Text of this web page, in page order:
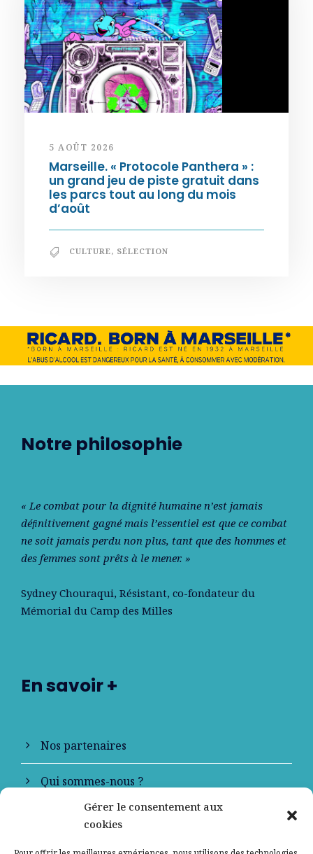
Gérer le consentement aux
cookies
5 AOÛT 2026
Marseille. « Protocole Panthera » :
un grand jeu de piste gratuit dans
les parcs tout au long du mois
d’août
CULTURE, SÉLECTION
Notre philosophie
« Le combat pour la dignité humaine n’est jamais
déﬁnitivement gagné mais l’essentiel est que ce combat
ne soit jamais perdu non plus, tant que des hommes et
des femmes sont prêts à le mener. »
Sydney Chouraqui, Résistant, co-fondateur du
Mémorial du Camp des Milles
En savoir +
Nos partenaires
Qui sommes-nous ?
Contactez-nous